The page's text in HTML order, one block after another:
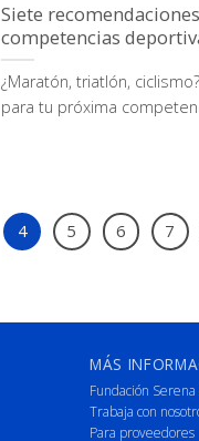
Siete
competencias
¿Maratón, triatlón,
para tu próxima
4 5 6 7
MÁS
Fundación
Trabaja con
Para proveedores